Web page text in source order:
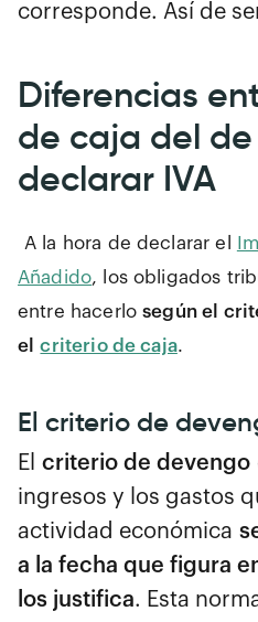
corresponde. Así de
Diferencias
de caja del
declarar IVA
A la hora de declarar el
Añadido, los obligados
entre hacerlo según el
elcriterio de caja.
El criterio de
El criterio de devengo
ingresos y los gastos
actividad económica
a la fecha que figura
los justifica. Esta